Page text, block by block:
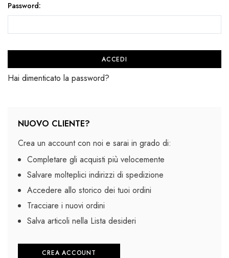
Password:
Hai dimenticato la password?
NUOVO CLIENTE?
Crea un account con noi e sarai in grado di:
Completare gli acquisti più velocemente
Salvare molteplici indirizzi di spedizione
Accedere allo storico dei tuoi ordini
Tracciare i nuovi ordini
Salva articoli nella Lista desideri
CREA ACCOUNT